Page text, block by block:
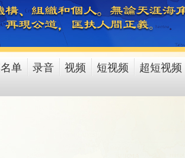
单 录音 视频 短视频 超短视频